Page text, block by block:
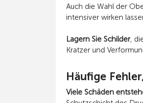
Auch die Wahl der
intensiver wirken
Lagern Sie Schilder,
Kratzer und
Häufige
Viele Schäden